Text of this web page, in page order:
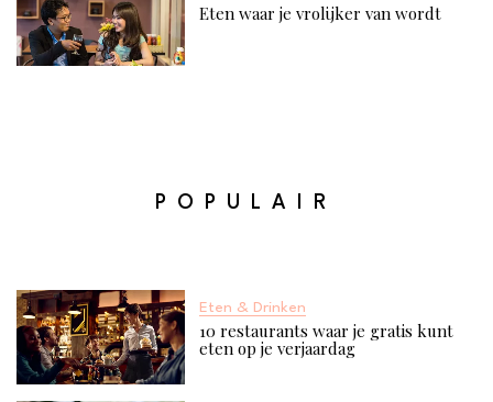
Eten waar je vrolijker van wordt
POPULAIR
Eten & Drinken
10 restaurants waar je gratis kunt
eten op je verjaardag